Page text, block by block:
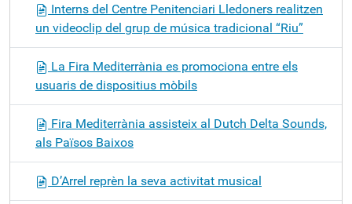
Interns del Centre Penitenciari Lledoners realitzen
un videoclip del grup de música tradicional “Riu”
La Fira Mediterrània es promociona entre els
usuaris de dispositius mòbils
Fira Mediterrània assisteix al Dutch Delta Sounds,
als Països Baixos
D’Arrel reprèn la seva activitat musical